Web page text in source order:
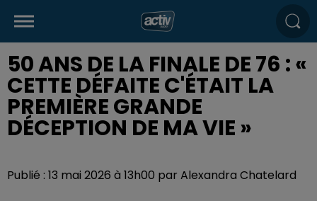
50 ANS DE LA FINALE DE 76 : «
CETTE DÉFAITE C'ÉTAIT LA
PREMIÈRE GRANDE
DÉCEPTION DE MA VIE »
Publié : 13 mai 2026 à 13h00 par Alexandra Chatelard